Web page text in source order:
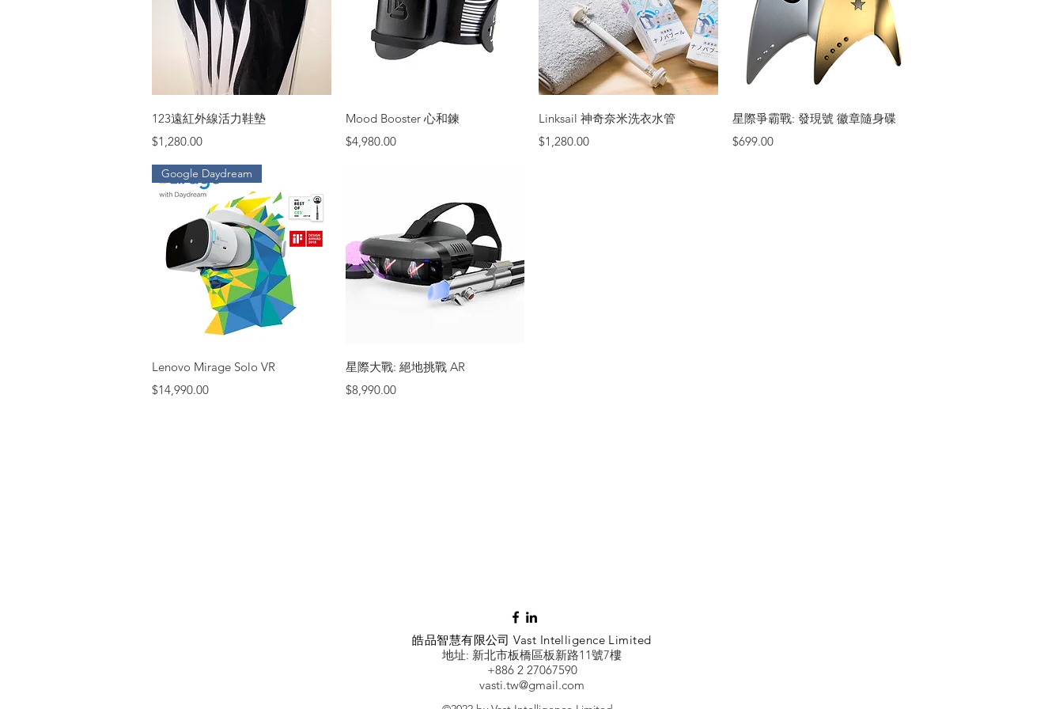
快速瀏覽
123遠紅外線活力鞋墊
價格
$1,280.00
快速瀏覽
Mood Booster 心和鍊
價格
$4,980.00
快速瀏覽
Linksail 神奇奈米洗衣水管
價格
$1,280.00
快速瀏覽
星際爭霸戰: 發現號 徽章隨身碟
價格
$699.00
快速瀏覽
Google Daydream
Lenovo Mirage Solo VR
價格
$14,990.00
快速瀏覽
星際大戰: 絕地挑戰 AR
價格
$8,990.00
皓品智慧有限公司 Vast Intelligence Limited
地址: 新北市板橋區板新路11號7樓
+886 2 27067590
vasti.tw@gmail.com